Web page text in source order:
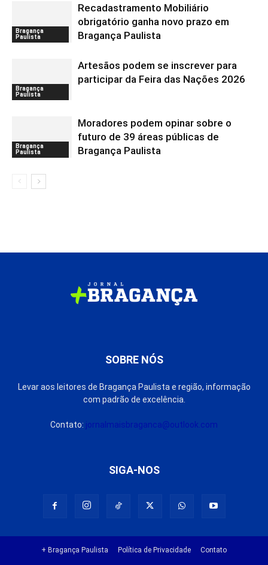
Bragança
Paulista
Recadastramento Mobiliário
obrigatório ganha novo prazo em
Bragança Paulista
Bragança
Paulista
Artesãos podem se inscrever para
participar da Feira das Nações 2026
Bragança
Paulista
Moradores podem opinar sobre o
futuro de 39 áreas públicas de
Bragança Paulista
SOBRE NÓS
Levar aos leitores de Bragança Paulista e região, informação
com padrão de excelência.
Contato: jornalmaisbraganca@outlook.com
SIGA-NOS
+ Bragança Paulista Política de Privacidade Contato